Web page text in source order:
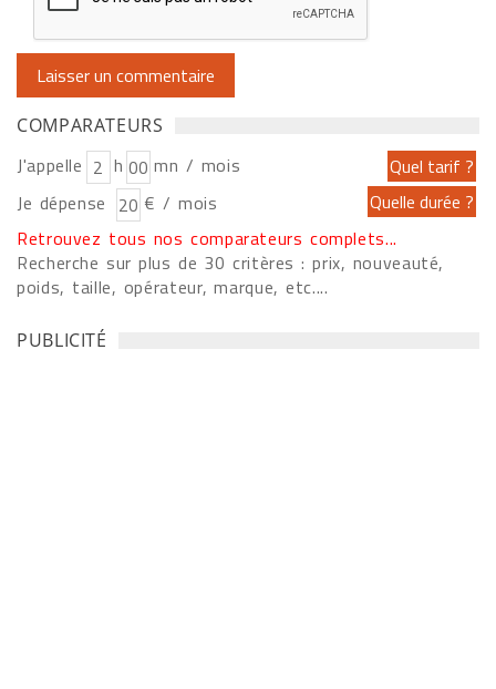
COMPARATEURS
J'appelle h
mn / mois
Je dépense
€ / mois
Retrouvez tous nos comparateurs complets...
Recherche sur plus de 30 critères : prix, nouveauté,
poids, taille, opérateur, marque, etc....
PUBLICITÉ